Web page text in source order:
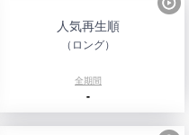
人気再生順
（ロング）
全期間
-